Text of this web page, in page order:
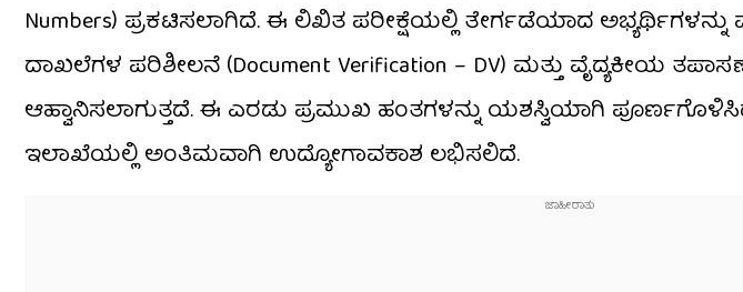
Numbers) ಪ್ರಕಟಿಸಲಾಗಿದೆ. ಈ ಲಿಖಿತ ಪರೀಕ್ಷೆಯಲ್ಲಿ ತೇರ್ಗಡೆಯಾದ
ದಾಖಲೆಗಳ ಪರಿಶೀಲನೆ (Document Verification – DV) ಮತ್ತು ವೈದ್ಯಕೀಯ
ಆಹ್ವಾನಿಸಲಾಗುತ್ತದೆ. ಈ ಎರಡು ಪ್ರಮುಖ ಹಂತಗಳನ್ನು ಯಶಸ್ವಿಯಾಗಿ
ಇಲಾಖೆಯಲ್ಲಿ ಅಂತಿಮವಾಗಿ ಉದ್ಯೋಗಾವಕಾಶ ಲಭಿಸಲಿದೆ.